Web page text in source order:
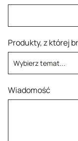
Produkty, z której
Wiadomość